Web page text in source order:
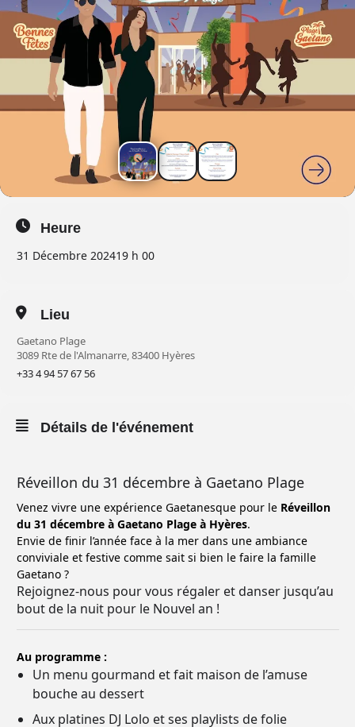
Heure
31 Décembre 202419 h 00
Lieu
Gaetano Plage
3089 Rte de l'Almanarre, 83400 Hyères
+33 4 94 57 67 56
Détails de l'événement
Réveillon du 31 décembre à Gaetano Plage
Venez vivre une expérience Gaetanesque pour le Réveillon
du 31 décembre à Gaetano Plage à Hyères.
Envie de finir l’année face à la mer dans une ambiance
conviviale et festive comme sait si bien le faire la famille
Gaetano ?
Rejoignez-nous pour vous régaler et danser jusqu’au
bout de la nuit pour le Nouvel an !
Au programme :
Un menu gourmand et fait maison de l’amuse
bouche au dessert
Aux platines DJ Lolo et ses playlists de folie